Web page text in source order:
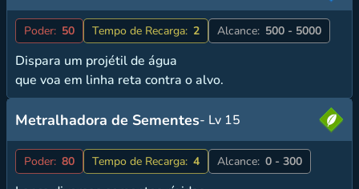
Poder: 50 Tempo de Recarga: 2 Alcance: 500 - 5000
Dispara um projétil de água
que voa em linha reta contra o alvo.
Metralhadora de Sementes- Lv 15
Poder: 80 Tempo de Recarga: 4 Alcance: 0 - 300